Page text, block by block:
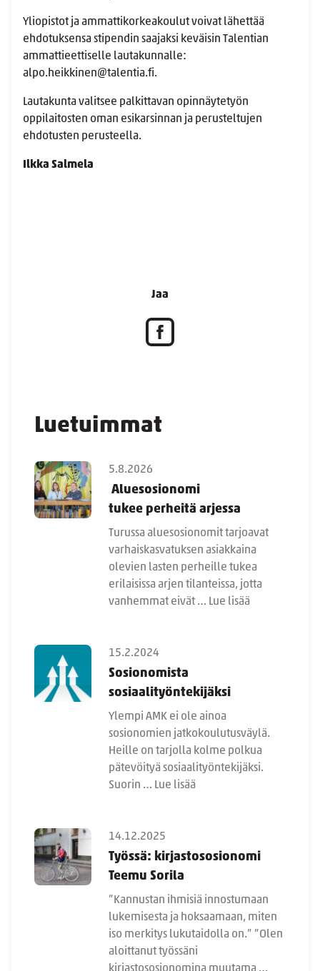
Luetuimmat
5.8.2026
Aluesosionomi
tukee perheitä arjessa
Turussa aluesosionomit tarjoavat
varhaiskasvatuksen asiakkaina
olevien lasten perheille tukea
erilaisissa arjen tilanteissa, jotta
vanhemmat eivät … Lue lisää
15.2.2024
Sosionomista
sosiaalityöntekijäksi
Ylempi AMK ei ole ainoa
sosionomien jatkokoulutusväylä.
Heille on tarjolla kolme polkua
pätevöityä sosiaalityöntekijäksi.
Suorin … Lue lisää
14.12.2025
Työssä: kirjastososionomi
Teemu Sorila
”Kannustan ihmisiä innostumaan
lukemisesta ja hoksaamaan, miten
iso merkitys lukutaidolla on.” ”Olen
aloittanut työssäni
kirjastososionomina muutama …
Yliopistot ja ammattikorkeakoulut voivat lähettää
ehdotuksensa stipendin saajaksi keväisin Talentian
ammattieettiselle lautakunnalle:
alpo.heikkinen@talentia.fi.
Lautakunta valitsee palkittavan opinnäytetyön
oppilaitosten oman esikarsinnan ja perusteltujen
ehdotusten perusteella.
Ilkka Salmela
Jaa